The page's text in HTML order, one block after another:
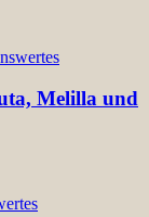
Melilla und